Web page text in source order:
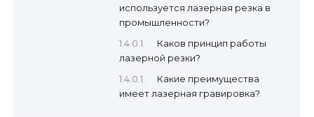
используется лазерная резка в
промышленности?
Каков принцип работы
лазерной резки?
Какие преимущества
имеет лазерная гравировка?